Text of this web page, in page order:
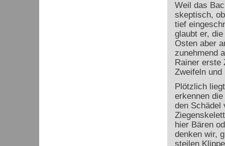
Weil das
skeptisch,
tief
glaubt er,
Osten aber
zunehmend
Rainer erste
Zweifeln
Plötzlich
erkennen
den Schädel
hier Bären
denken wir,
steilen